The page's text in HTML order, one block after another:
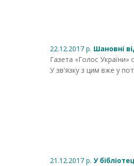
22.12.2017 р. Шановні
Газета «Голос
У зв'язку з цим вже у
21.12.2017 р. У